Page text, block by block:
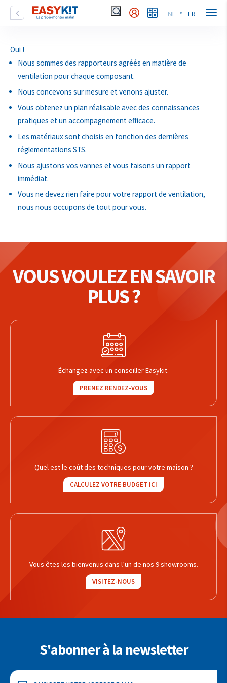
NL FR
Oui !
Nous sommes des rapporteurs agréés en matière de
ventilation pour chaque composant.
Nous concevons sur mesure et venons ajuster.
Vous obtenez un plan réalisable avec des connaissances
pratiques et un accompagnement efficace.
Les matériaux sont choisis en fonction des dernières
réglementations STS.
Nous ajustons vos vannes et vous faisons un rapport
immédiat.
Vous ne devez rien faire pour votre rapport de ventilation,
nous nous occupons de tout pour vous.
VOUS VOULEZ EN SAVOIR
PLUS ?
Échangez avec un conseiller Easykit.
PRENEZ RENDEZ-VOUS
Quel est le coût des techniques pour votre maison ?
CALCULEZ VOTRE BUDGET ICI
Vous êtes les bienvenus dans l’un de nos 9 showrooms.
VISITEZ-NOUS
S'abonner à la newsletter